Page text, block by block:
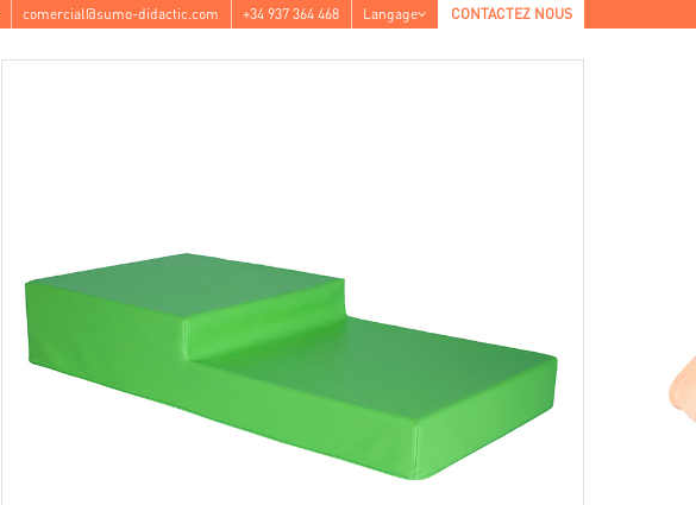
comercial@sumo-didactic.com +34 937 364 468 Langage CONTACTEZ NOUS